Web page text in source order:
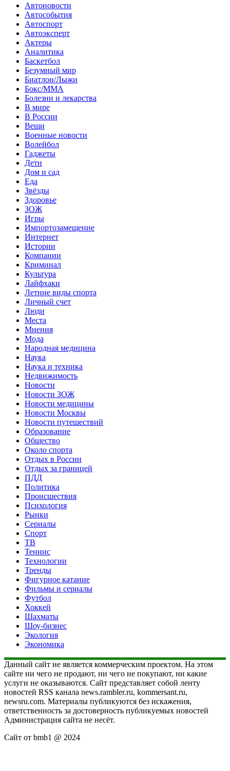
Автоновости
Автособытия
Автоспорт
Автоэксперт
Актеры
Аналитика
Баскетбол
Безумный мир
Биатлон/Лыжи
Бокс/MMA
Болезни и лекарства
В мире
В России
Вещи
Военные новости
Волейбол
Гаджеты
Дети
Дом и сад
Еда
Звёзды
Здоровье
ЗОЖ
Игры
Импортозамещение
Интернет
Истории
Компании
Криминал
Культура
Лайфхаки
Летние виды спорта
Личный счет
Люди
Места
Мнения
Мода
Народная медицина
Наука
Наука и техника
Недвижимость
Новости
Новости ЗОЖ
Новости медицины
Новости Москвы
Новости путешествий
Образование
Общество
Около спорта
Отдых в России
Отдых за границей
ПДД
Политика
Происшествия
Психология
Рынки
Сериалы
Спорт
ТВ
Теннис
Технологии
Тренды
Фигурное катание
Фильмы и сериалы
Футбол
Хоккей
Шахматы
Шоу-бизнес
Экология
Экономика
Данный сайт не является коммерческим проектом. На этом
сайте ни чего не продают, ни чего не покупают, ни какие
услуги не оказываются. Сайт представляет собой ленту
новостей RSS канала news.rambler.ru, kommersant.ru,
newsru.com. Материалы публикуются без искажения,
ответственность за достоверность публикуемых новостей
Администрация сайта не несёт.
Сайт от bmb1 @ 2024